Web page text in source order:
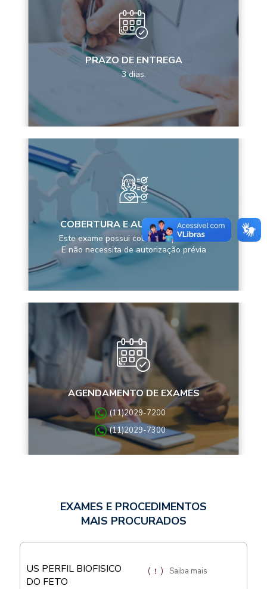
PRAZO DE ENTREGA
3 dias.
COBERTURA E AUTORIZAÇÕES
Este exame possui cobertura pela ANS
E não necessita de autorização prévia
AGENDAMENTO DE EXAMES
(11)2029-7200
(11)2029-7300
EXAMES E PROCEDIMENTOS
MAIS PROCURADOS
US PERFIL BIOFISICO
DO FETO
Saiba mais